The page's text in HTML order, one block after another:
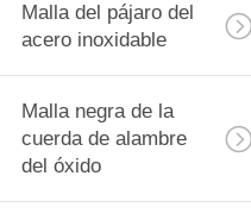
Malla del pájaro del
acero inoxidable
Malla negra de la
cuerda de alambre
del óxido